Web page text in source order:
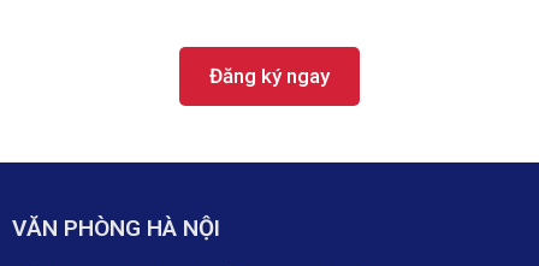
Đăng ký ngay
VĂN PHÒNG HÀ NỘI